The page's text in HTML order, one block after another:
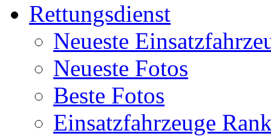
Rettungsdienst
Neueste
Neueste Fotos
Beste Fotos
Einsatzfahrzeuge